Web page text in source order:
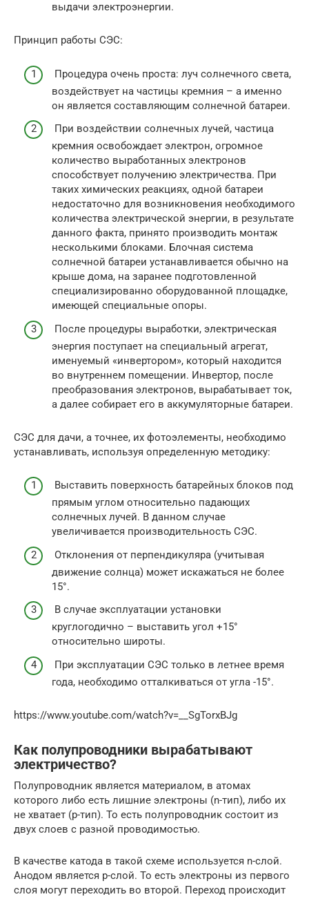
выдачи электроэнергии.
Принцип работы СЭС:
Процедура очень проста: луч солнечного света,
воздействует на частицы кремния – а именно
он является составляющим солнечной батареи.
При воздействии солнечных лучей, частица
кремния освобождает электрон, огромное
количество выработанных электронов
способствует получению электричества. При
таких химических реакциях, одной батареи
недостаточно для возникновения необходимого
количества электрической энергии, в результате
данного факта, принято производить монтаж
несколькими блоками. Блочная система
солнечной батареи устанавливается обычно на
крыше дома, на заранее подготовленной
специализированно оборудованной площадке,
имеющей специальные опоры.
После процедуры выработки, электрическая
энергия поступает на специальный агрегат,
именуемый «инвертором», который находится
во внутреннем помещении. Инвертор, после
преобразования электронов, вырабатывает ток,
а далее собирает его в аккумуляторные батареи.
СЭС для дачи, а точнее, их фотоэлементы, необходимо
устанавливать, используя определенную методику:
Выставить поверхность батарейных блоков под
прямым углом относительно падающих
солнечных лучей. В данном случае
увеличивается производительность СЭС.
Отклонения от перпендикуляра (учитывая
движение солнца) может искажаться не более
15°.
В случае эксплуатации установки
круглогодично – выставить угол +15°
относительно широты.
При эксплуатации СЭС только в летнее время
года, необходимо отталкиваться от угла -15°.
https://www.youtube.com/watch?v=__SgTorxBJg
Как полупроводники вырабатывают
электричество?
Полупроводник является материалом, в атомах
которого либо есть лишние электроны (n-тип), либо их
не хватает (p-тип). То есть полупроводник состоит из
двух слоев с разной проводимостью.
В качестве катода в такой схеме используется n-слой.
Анодом является p-слой. То есть электроны из первого
слоя могут переходить во второй. Переход происходит